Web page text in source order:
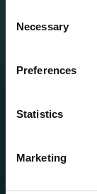
Selection
Necessary
Preferences
Statistics
Marketing